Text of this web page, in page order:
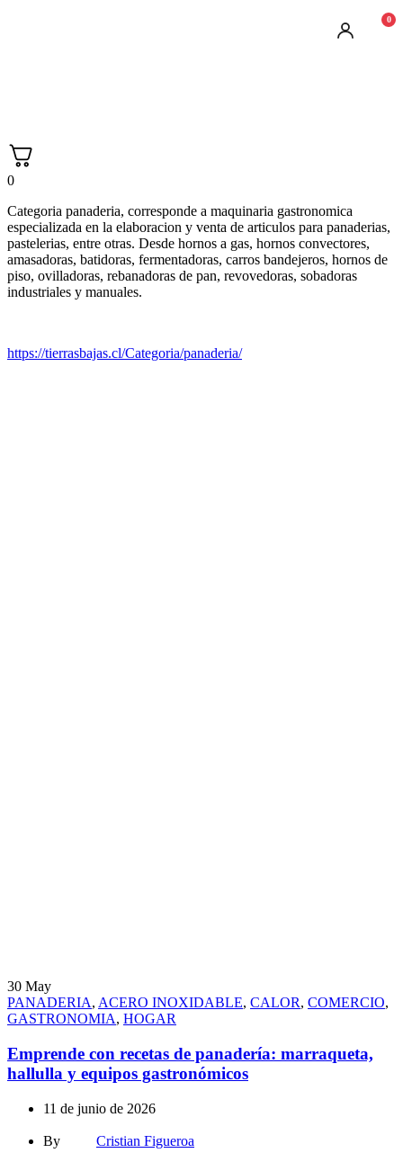
0
0
Categoria panaderia, corresponde a maquinaria gastronomica
especializada en la elaboracion y venta de articulos para panaderias,
pastelerias, entre otras. Desde hornos a gas, hornos convectores,
amasadoras, batidoras, fermentadoras, carros bandejeros, hornos de
piso, ovilladoras, rebanadoras de pan, revovedoras, sobadoras
industriales y manuales.
https://tierrasbajas.cl/Categoria/panaderia/
30 May
PANADERIA, ACERO INOXIDABLE, CALOR, COMERCIO,
GASTRONOMIA, HOGAR
Emprende con recetas de panadería: marraqueta,
hallulla y equipos gastronómicos
11 de junio de 2026
By
Cristian Figueroa